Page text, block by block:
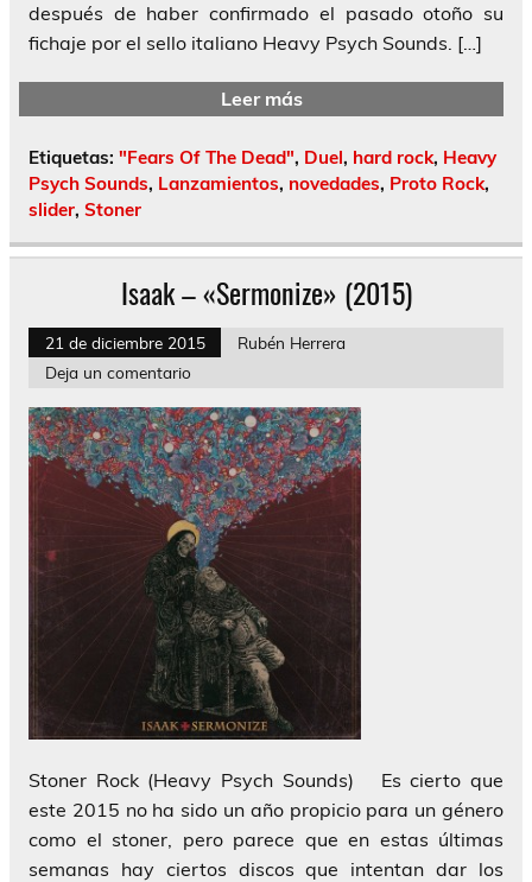
después de haber confirmado el pasado otoño su
fichaje por el sello italiano Heavy Psych Sounds. […]
Leer más
Etiquetas: "Fears Of The Dead", Duel, hard rock, Heavy
Psych Sounds, Lanzamientos, novedades, Proto Rock,
slider, Stoner
Isaak – «Sermonize» (2015)
21 de diciembre 2015
Rubén Herrera
Deja un comentario
Stoner Rock (Heavy Psych Sounds) Es cierto que
este 2015 no ha sido un año propicio para un género
como el stoner, pero parece que en estas últimas
semanas hay ciertos discos que intentan dar los